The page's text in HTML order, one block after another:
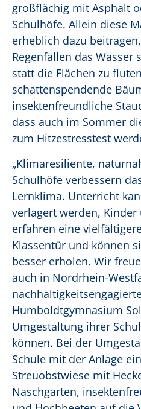
großflächig mit Asphalt
Schulhöfe. Allein diese
erheblich dazu
Regenfällen das Wasser
statt die Flächen zu
schattenspendende
insektenfreundliche
dass auch im Sommer
zum Hitzestresstest
„Klimaresiliente,
Schulhöfe verbessern
Lernklima. Unterricht
verlagert werden, Kinder
erfahren eine
Klassentür und können
besser erholen. Wir
auch in Nordrhein-
Humboldtgymnasium
Umgestaltung ihrer
können. Bei der
Schule mit der Anlage
Streuobstwiese mit
Naschgarten,